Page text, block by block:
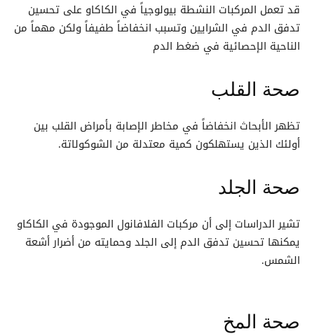
قد تعمل المركبات النشطة بيولوجياً في الكاكاو على تحسين
تدفق الدم في الشرايين وتسبب انخفاضاً طفيفاً ولكن مهماً من
الناحية الإحصائية في ضغط الدم
صحة القلب
تظهر الأبحاث انخفاضاً في مخاطر الإصابة بأمراض القلب بين
أولئك الذين يستهلكون كمية معتدلة من الشوكولاتة.
صحة الجلد
تشير الدراسات إلى أن مركبات الفلافانول الموجودة في الكاكاو
يمكنها تحسين تدفق الدم إلى الجلد وحمايته من أضرار أشعة
الشمس.
صحة المخ